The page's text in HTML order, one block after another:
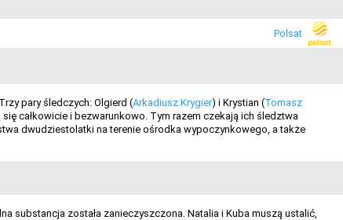
Polsat
pary śledczych: Olgierd (Arkadiusz Krygier) i Krystian (Tomasz
całkowicie i bezwarunkowo. Tym razem czekają ich śledztwa
dwudziestolatki na terenie ośrodka wypoczynkowego, a także
substancja została zanieczyszczona. Natalia i Kuba muszą ustalić,